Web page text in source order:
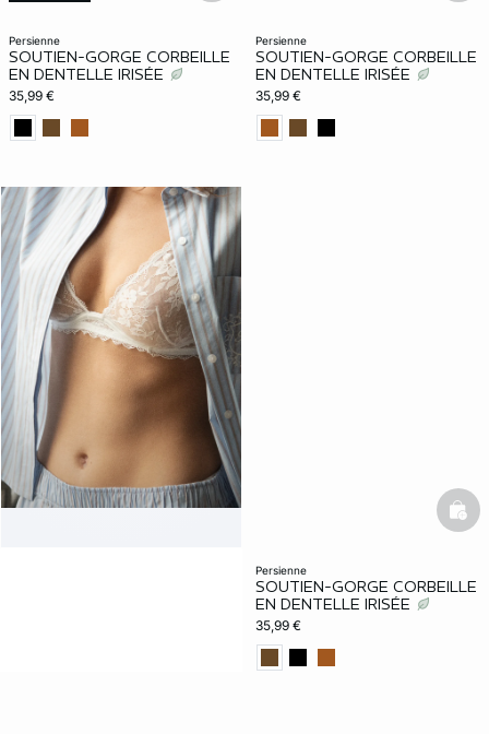
persienne
SOUTIEN-GORGE CORBEILLE
EN DENTELLE IRISÉE
35,99 €
persienne
SOUTIEN-GORGE CORBEILLE
EN DENTELLE IRISÉE
35,99 €
persienne
SOUTIEN-GORGE CORBEILLE
EN DENTELLE IRISÉE
35,99 €